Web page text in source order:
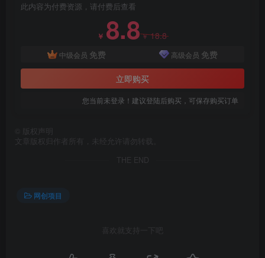
此内容为付费资源，请付费后查看
￥ 8.8￥18.8
中级会员 免费 高级会员 免费
立即购买
您当前未登录！建议登陆后购买，可保存购买订单
版权声明
文章版权归作者所有，未经允许请勿转载。
THE END
网创项目
喜欢就支持一下吧